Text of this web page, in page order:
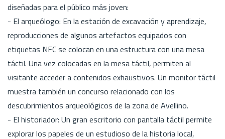
diseñadas para el público más joven:
- El arqueólogo: En la estación de excavación y aprendizaje,
reproducciones de algunos artefactos equipados con
etiquetas NFC se colocan en una estructura con una mesa
táctil. Una vez colocadas en la mesa táctil, permiten al
visitante acceder a contenidos exhaustivos. Un monitor táctil
muestra también un concurso relacionado con los
descubrimientos arqueológicos de la zona de Avellino.
- El historiador: Un gran escritorio con pantalla táctil permite
explorar los papeles de un estudioso de la historia local,